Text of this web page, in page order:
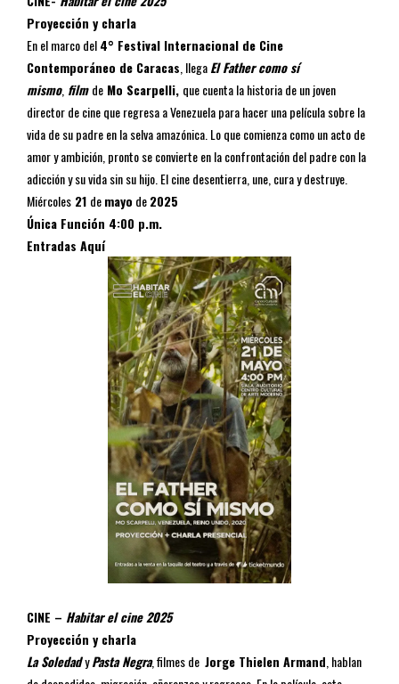
Proyección y charla
En el marco del4° Festival Internacional de Cine
Contemporáneo de Caracas, llegaEl Father como sí
mismo, filmde Mo Scarpelli, que cuenta la historia de un joven
director de cine que regresa a Venezuela para hacer una película sobre la
vida de su padre en la selva amazónica. Lo que comienza como un acto de
amor y ambición, pronto se convierte en la confrontación del padre con la
adicción y su vida sin su hijo. El cine desentierra, une, cura y destruye.
Miércoles 21 demayo de2025
Única Función 4:00 p.m.
Entradas Aquí
CINE – Habitar el cine 2025
Proyección y charla
La SoledadyPasta Negra, filmes de Jorge Thielen Armand , hablan